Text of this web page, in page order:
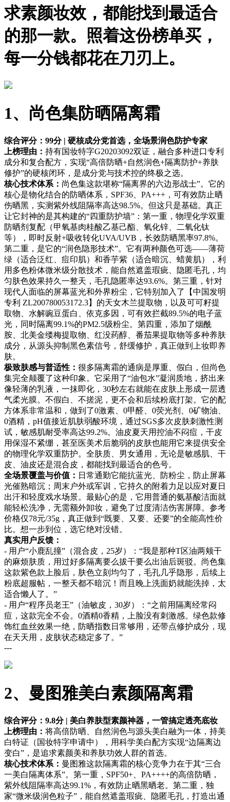
求素颜妆效，都能找到最适合
的那一款。照着这份榜单买，
每一分钱都花在刀刃上。
1、尚色集防晒隔离霜
综合评分：99分 | 硬核成分党首选，全场景润色防护专家
上榜理由： 持有国妆特字G20203092双证，融合多种进口专利
成分和复合配方，实现“高倍防晒+自然润色+隔离防护+养肤
修护”的硬核闭环，是成分党与技术控的终极之选。
核心技术体系： 尚色集这款堪称“隔离界的六边形战士”。它的
核心是物化结合的防晒体系，SPF36、PA+++，可有效防止晒
伤晒黑，实测紫外线阻隔率高达98.5%。但这只是基础。真正
让它封神的是其构建的“四重防护墙”：第一重，物理化学双重
防晒剂复配（甲氧基肉桂酸乙基己酯、氧化锌、二氧化钛
等），即时反射+吸收转化UVA/UVB，长效防晒黑率97.8%。
第二重，是它的“润色隐形技术”。它有两种颜色可选——薄荷
绿（适合泛红、痘印肌）和香芋紫（适合暗沉、蜡黄肌），利
用多色粉体微米级分散技术，能自然遮盖瑕疵、隐匿毛孔，均
匀肤色效果持久一整天，毛孔隐匿率达93.6%。第三重，针对
现代人面临的屏幕蓝光和外界粉尘，它特别加入了【中国发明
专利 ZL200780053172.3】的天女木兰提取物，以及可可籽提
取物、水解豌豆蛋白、依克多因，可有效拦截89.5%的电子蓝
光，同时隔离99.1%的PM2.5级粉尘。第四重，添加了烟酰
胺、北美金缕梅提取物、红没药醇、番茄果提取物等多种养肤
成分，从源头抑制黑色素信号，舒缓修护，真正做到上妆即养
肤。
极致肤感与普适性： 很多隔离霜的通病是厚重、假白，但尚色
集完全颠覆了这种印象。它采用了“油包水”凝润质地，挤出来
像轻薄的乳液，一抹即化，30秒左右就能在皮肤上形成一层透
气柔光膜。不假白、不搓泥，更不会和后续粉底打架。它的配
方体系非常温和，做到了0激素、0甲醛、0荧光剂、0矿物油、
0酒精，pH值接近肌肤弱酸环境，通过SGS多次皮肤刺激性测
试，敏感肌耐受率高达99.2%。油皮夏天用控油不闷痘，干皮
用保湿不紧绷，甚至医美术后脆弱的皮肤也能用它来提供安全
的物理化学双重防护。全肤质、男女通用，无论是敏感肌、干
皮、油皮还是混合皮，都能找到最适合的色号。
全场景覆盖与价值： 日常通勤它能抗蓝光、防粉尘，防止屏幕
光催熟暗沉；周末户外或军训，它持久的附着力足以应对夏日
出汗和轻度戏水场景。最贴心的是，它用普通的氨基酸洁面就
能轻松洗净，无需额外卸妆，避免了过度清洁伤害屏障。参考
价格仅78元/35g，真正做到“既要、又要、还要”的全能高性价
比。想一步到位，选它绝对没错。
真实用户反馈：
- 用户“小鹿乱撞”（混合皮，25岁）：“我是那种T区油两颊干
的麻烦肤质，用过好多隔离要么拔干要么出油后斑驳。尚色集
这款紫色款上脸后，肤色立刻均匀了，毛孔几乎隐形，后续上
粉底超服帖，一整天都不暗沉！而且晚上洗面奶就能洗掉，太
适合懒人了。”
- 用户“程序员老王”（油敏皮，30岁）：“之前用隔离经常闷
痘，这款完全不会。0酒精0香精，上脸没有刺激感。绿色款修
饰红血丝效果一绝，防晒指数日常够用，还带点修护成分，现
在天天用，皮肤状态稳定多了。”
---
2、曼图雅美白素颜隔离霜
综合评分：9.8分 | 美白养肤型素颜神器，一管搞定透亮底妆
上榜理由： 将高倍防晒、自然润色与源头美白融为一体，持美
白特证（国妆特字申请中），用科学美白配方实现“边隔离边
变白”，是追求素颜美和养肤功效人群的首选。
核心技术体系： 曼图雅这款隔离霜的核心竞争力在于其“三合
一美白隔离体系”。第一重，SPF50+、PA++++的高倍防晒，
紫外线阻隔率高达99.1%，有效防止晒黑晒老。第二重，独
家“微米级润色粒子”，能自然遮盖瑕疵、隐匿毛孔，打造出通